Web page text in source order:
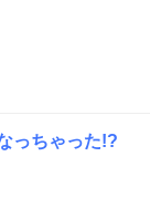
っちゃった!?